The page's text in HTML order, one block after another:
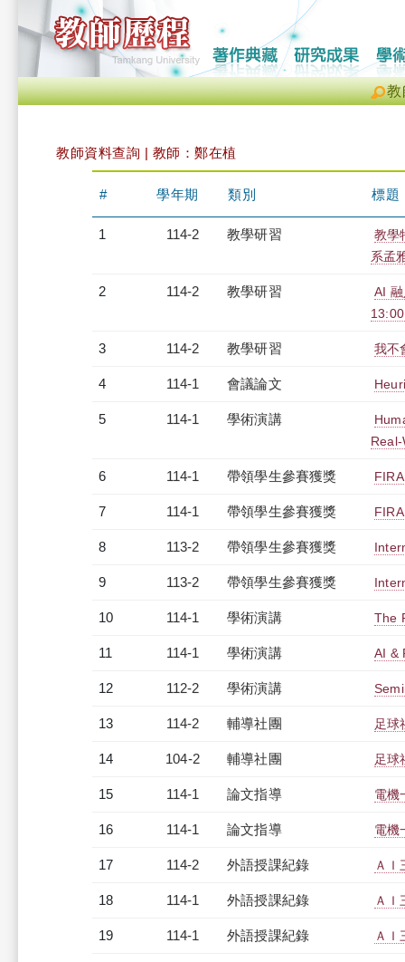
教
教師資料查詢 | 教師：鄭在植
# 學年期 類別 標題
1 114-2 教學研習
教學
系孟
2 114-2 教學研習
AI
3 114-2 教學研習 我不
4 114-1 會議論文
5 114-1 學術演講
6 114-1 帶領學生參賽獲獎
7 114-1 帶領學生參賽獲獎
8 113-2 帶領學生參賽獲獎
9 113-2 帶領學生參賽獲獎
10 114-1 學術演講 The
11 114-1 學術演講 AI &
12 112-2 學術演講
13 114-2 輔導社團 足球
14 104-2 輔導社團 足球
15 114-1 論文指導 電機
16 114-1 論文指導 電機
17 114-2 外語授課紀錄 Ａ
18 114-1 外語授課紀錄 Ａ
19 114-1 外語授課紀錄 Ａ